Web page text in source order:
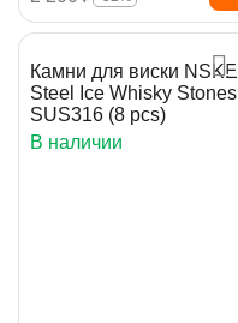
Камни для виски NSKE
Steel Ice Whisky Stones
SUS316 (8 pcs)
В наличии